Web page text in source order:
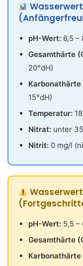
pH-Wert: 6,5 –
Gesamthärte
20°dH)
Karbonathärte
15°dH)
Temperatur:
Nitrat: unter
Nitrit: 0 mg/l
pH-Wert: 5,5 –
Gesamthärte
Karbonathärte